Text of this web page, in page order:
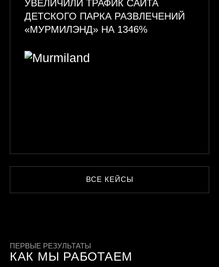
УВЕЛИЧИЛИ ТРАФИК САЙТА
ДЕТСКОГО ПАРКА РАЗВЛЕЧЕНИЙ
«МУРМИЛЭНД» НА 1346%
ВСЕ КЕЙСЫ
ПЕРВЫЕ РЕЗУЛЬТАТЫ
КАК МЫ РАБОТАЕМ